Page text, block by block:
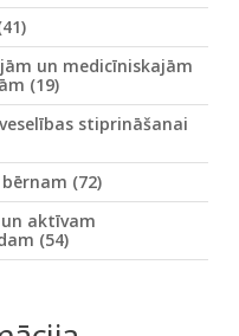
un medicīniskajām
(19)
stiprināšanai
(72)
aktīvam
(54)